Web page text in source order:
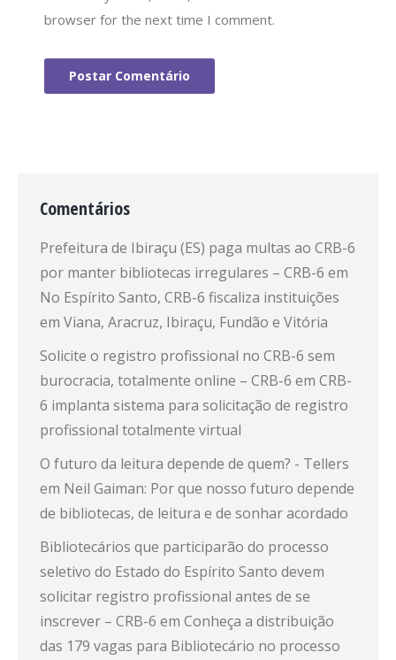
browser for the next time I comment.
Postar Comentário
Comentários
Prefeitura de Ibiraçu (ES) paga multas ao CRB-6
por manter bibliotecas irregulares – CRB-6 em
No Espírito Santo, CRB-6 fiscaliza instituições
em Viana, Aracruz, Ibiraçu, Fundão e Vitória
Solicite o registro profissional no CRB-6 sem
burocracia, totalmente online – CRB-6 em CRB-
6 implanta sistema para solicitação de registro
profissional totalmente virtual
O futuro da leitura depende de quem? - Tellers
em Neil Gaiman: Por que nosso futuro depende
de bibliotecas, de leitura e de sonhar acordado
Bibliotecários que participarão do processo
seletivo do Estado do Espírito Santo devem
solicitar registro profissional antes de se
inscrever – CRB-6 em Conheça a distribuição
das 179 vagas para Bibliotecário no processo